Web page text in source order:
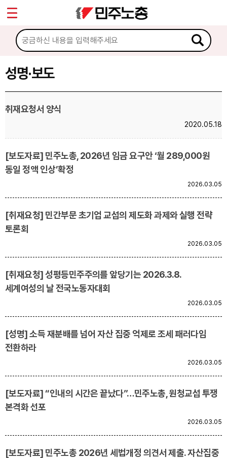
성명·보도
취재요청서 양식
2020.05.18
[보도자료] 민주노총, 2026년 임금 요구안 ‘월 289,000원
동일 정액 인상’확정
2026.03.05
[취재요청] 민간부문 초기업 교섭의 제도화 과제와 실행 전략
토론회
2026.03.05
[취재요청] 성평등민주주의를 앞당기는 2026.3.8.
세계여성의 날 전국노동자대회
2026.03.05
[성명] 소득 재분배를 넘어 자산 집중 억제로 조세 패러다임
전환하라
2026.03.05
[보도자료] “인내의 시간은 끝났다”…민주노총, 원청교섭 투쟁
본격화 선포
2026.03.05
[보도자료] 민주노총 2026년 세법개정 의견서 제출. 자산집중
마이페이지
소개
소식
공지사항
성명·보도
노동상담
부설기관
Sketchbook5, 스케치북5
Sketchbook5, 스케치북5